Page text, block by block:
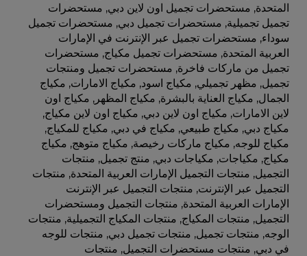
المتحدة, مستحضرات تجميل اون لاين دبي, مستحضرات
تجميل تجميلية, مستحضرات تجميل دبي, مستحضرات تجميل
سوداء, مستحضرات تجميل عبر الإنترنت في الإمارات
العربية المتحدة, مستحضرات تجميل مكياج, مستحضرات
تجميل من ماركات فاخرة, مستحضرات تجميل ومنتجات
تجميل, مظهر تجميلي, مكياج اسود, مكياج الامارات, مكياج
الجمال, مكياج العناية بالبشرة, مكياج المظهر , مكياج اون
لاين الامارات, مكياج اون لاين دبي, مكياج اون لاين مكياج,
مكياج دبي, مكياج طبيعي, مكياج في دبي, مكياج للمكياج,
مكياج للوجه, مكياج ماركات رخيصة, مكياج متوهج, مكياج
مكياج, مكياجات, مكياجات دبي, منتج تجميل, منتجات
التجميل, منتجات التجميل الإمارات العربية المتحدة, منتجات
التجميل عبر الإنترنت, منتجات التجميل عبر الإنترنت
الإمارات العربية المتحدة, منتجات التجميل ومستحضرات
التجميل, منتجات المكياج, منتجات المكياج التجميلية, منتجات
الوجه, منتجات تجميل, منتجات تجميل دبي, منتجات للوجه
في دبي, منتجات مستحضرات التجميل, منتجات